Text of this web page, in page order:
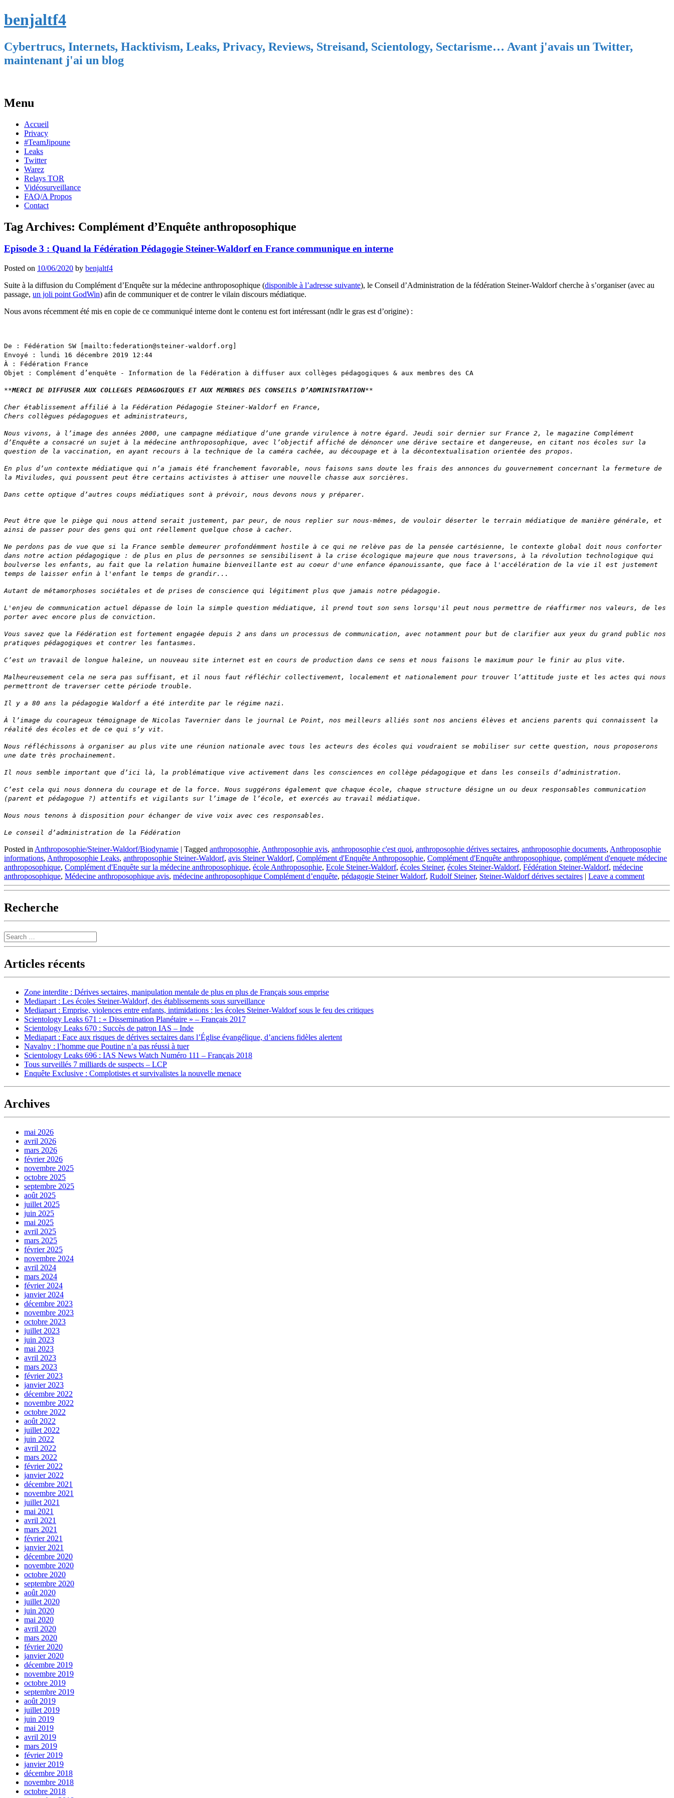
benjaltf4
Cybertrucs, Internets, Hacktivism, Leaks, Privacy, Reviews, Streisand, Scientology, Sectarisme… Avant j'avais un Twitter,
maintenant j'ai un blog
Menu
Skip
content
Accueil
Privacy
#TeamJipoune
Leaks
Twitter
Warez
Relays TOR
Vidéosurveillance
FAQ/A Propos
Contact
Tag Archives: Complément d’Enquête anthroposophique
Episode 3 : Quand la Fédération Pédagogie Steiner-Waldorf en France communique en interne
Posted on 10/06/2020 by benjaltf4
Suite à la diffusion du Complément d’Enquête sur la médecine anthroposophique (disponible à l’adresse suivante), le Conseil d’Administration de la fédération Steiner-Waldorf cherche à s’organiser (avec au
passage, un joli point GodWin) afin de communiquer et de contrer le vilain discours médiatique.
Nous avons récemment été mis en copie de ce communiqué interne dont le contenu est fort intéressant (ndlr le gras est d’origine) :
De : Fédération SW [mailto:federation@steiner-waldorf.org]
Envoyé : lundi 16 décembre 2019 12:44
À : Fédération France
Objet : Complément d’enquête - Information de la Fédération à diffuser aux collèges pédagogiques & aux membres des CA
**MERCI DE DIFFUSER AUX COLLEGES PEDAGOGIQUES ET AUX MEMBRES DES CONSEILS D’ADMINISTRATION**
Cher établissement affilié à la Fédération Pédagogie Steiner-Waldorf en France,
Chers collègues pédagogues et administrateurs,
Nous vivons, à l’image des années 2000, une campagne médiatique d’une grande virulence à notre égard. Jeudi soir dernier sur France 2, le magazine Complément
d’Enquête a consacré un sujet à la médecine anthroposophique, avec l’objectif affiché de dénoncer une dérive sectaire et dangereuse, en citant nos écoles sur la
question de la vaccination, en ayant recours à la technique de la caméra cachée, au découpage et à la décontextualisation orientée des propos.
En plus d’un contexte médiatique qui n’a jamais été franchement favorable, nous faisons sans doute les frais des annonces du gouvernement concernant la fermeture de
la Miviludes, qui poussent peut être certains activistes à attiser une nouvelle chasse aux sorcières.
Dans cette optique d’autres coups médiatiques sont à prévoir, nous devons nous y préparer.
Peut être que le piège qui nous attend serait justement, par peur, de nous replier sur nous-mêmes, de vouloir déserter le terrain médiatique de manière générale, et
ainsi de passer pour des gens qui ont réellement quelque chose à cacher.
Ne perdons pas de vue que si la France semble demeurer profondémment hostile à ce qui ne relève pas de la pensée cartésienne, le contexte global doit nous conforter
dans notre action pédagogique : de plus en plus de personnes se sensibilisent à la crise écologique majeure que nous traversons, à la révolution technologique qui
boulverse les enfants, au fait que la relation humaine bienveillante est au coeur d'une enfance épanouissante, que face à l'accélération de la vie il est justement
temps de laisser enfin à l'enfant le temps de grandir...
Autant de métamorphoses sociétales et de prises de conscience qui légitiment plus que jamais notre pédagogie.
L'enjeu de communication actuel dépasse de loin la simple question médiatique, il prend tout son sens lorsqu'il peut nous permettre de réaffirmer nos valeurs, de les
porter avec encore plus de conviction.
Vous savez que la Fédération est fortement engagée depuis 2 ans dans un processus de communication, avec notamment pour but de clarifier aux yeux du grand public nos
pratiques pédagogiques et contrer les fantasmes.
C’est un travail de longue haleine, un nouveau site internet est en cours de production dans ce sens et nous faisons le maximum pour le finir au plus vite.
Malheureusement cela ne sera pas suffisant, et il nous faut réfléchir collectivement, localement et nationalement pour trouver l’attitude juste et les actes qui nous
permettront de traverser cette période trouble.
Il y a 80 ans la pédagogie Waldorf a été interdite par le régime nazi.
À l’image du courageux témoignage de Nicolas Tavernier dans le journal Le Point, nos meilleurs alliés sont nos anciens élèves et anciens parents qui connaissent la
réalité des écoles et de ce qui s’y vit.
Nous réfléchissons à organiser au plus vite une réunion nationale avec tous les acteurs des écoles qui voudraient se mobiliser sur cette question, nous proposerons
une date très prochainement.
Il nous semble important que d’ici là, la problématique vive activement dans les consciences en collège pédagogique et dans les conseils d’administration.
C’est cela qui nous donnera du courage et de la force. Nous suggérons également que chaque école, chaque structure désigne un ou deux responsables communication
(parent et pédagogue ?) attentifs et vigilants sur l’image de l’école, et exercés au travail médiatique.
Nous nous tenons à disposition pour échanger de vive voix avec ces responsables.
Le conseil d’administration de la Fédération
Posted in Anthroposophie/Steiner-Waldorf/Biodynamie | Tagged anthroposophie, Anthroposophie avis, anthroposophie c'est quoi, anthroposophie dérives sectaires, anthroposophie documents, Anthroposophie
informations, Anthroposophie Leaks, anthroposophie Steiner-Waldorf, avis Steiner Waldorf, Complément d'Enquête Anthroposophie, Complément d'Enquête anthroposophique, complément d'enquete médecine
anthroposophique, Complément d'Enquête sur la médecine anthroposophique, école Anthroposophie, Ecole Steiner-Waldorf, écoles Steiner, écoles Steiner-Waldorf, Fédération Steiner-Waldorf, médecine
anthroposophique, Médecine anthroposophique avis, médecine anthroposophique Complément d’enquête, pédagogie Steiner Waldorf, Rudolf Steiner, Steiner-Waldorf dérives sectaires | Leave a comment
Recherche
Search
Articles récents
Zone interdite : Dérives sectaires, manipulation mentale de plus en plus de Français sous emprise
Mediapart : Les écoles Steiner-Waldorf, des établissements sous surveillance
Mediapart : Emprise, violences entre enfants, intimidations : les écoles Steiner-Waldorf sous le feu des critiques
Scientology Leaks 671 : « Dissemination Planétaire » – Français 2017
Scientology Leaks 670 : Succès de patron IAS – Inde
Mediapart : Face aux risques de dérives sectaires dans l’Église évangélique, d’anciens fidèles alertent
Navalny : l’homme que Poutine n’a pas réussi à tuer
Scientology Leaks 696 : IAS News Watch Numéro 111 – Français 2018
Tous surveillés 7 milliards de suspects – LCP
Enquête Exclusive : Complotistes et survivalistes la nouvelle menace
Archives
mai 2026
avril 2026
mars 2026
février 2026
novembre 2025
octobre 2025
septembre 2025
août 2025
juillet 2025
juin 2025
mai 2025
avril 2025
mars 2025
février 2025
novembre 2024
avril 2024
mars 2024
février 2024
janvier 2024
décembre 2023
novembre 2023
octobre 2023
juillet 2023
juin 2023
mai 2023
avril 2023
mars 2023
février 2023
janvier 2023
décembre 2022
novembre 2022
octobre 2022
août 2022
juillet 2022
juin 2022
avril 2022
mars 2022
février 2022
janvier 2022
décembre 2021
novembre 2021
juillet 2021
mai 2021
avril 2021
mars 2021
février 2021
janvier 2021
décembre 2020
novembre 2020
octobre 2020
septembre 2020
août 2020
juillet 2020
juin 2020
mai 2020
avril 2020
mars 2020
février 2020
janvier 2020
décembre 2019
novembre 2019
octobre 2019
septembre 2019
août 2019
juillet 2019
juin 2019
mai 2019
avril 2019
mars 2019
février 2019
janvier 2019
décembre 2018
novembre 2018
octobre 2018